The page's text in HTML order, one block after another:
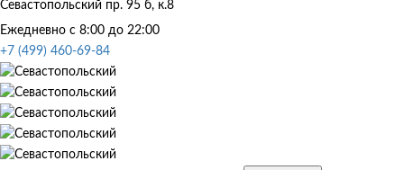
Севастопольский пр. 95 б, к.8
Ежедневно с 8:00 до 22:00
+7 (499) 460-69-84